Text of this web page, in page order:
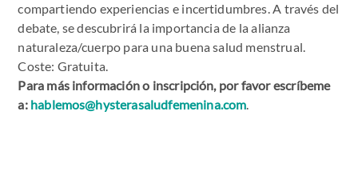
compartiendo experiencias e incertidumbres. A través del
debate, se descubrirá la importancia de la alianza
naturaleza/cuerpo para una buena salud menstrual.
Coste: Gratuita.
Para más información o inscripción, por favor escríbeme
a: hablemos@hysterasaludfemenina.com.